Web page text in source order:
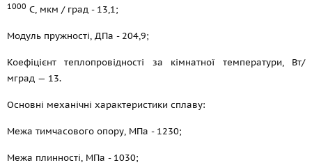
1000 С, мкм / град - 13,1;
Модуль пружності, ДПа - 204,9;
Коефіцієнт теплопровідності за кімнатної температури, Вт/
мград — 13.
Основні механічні характеристики сплаву:
Межа тимчасового опору, МПа - 1230;
Межа плинності, МПа - 1030;